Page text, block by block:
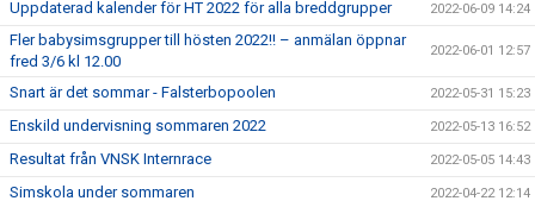
Uppdaterad kalender för HT 2022 för alla breddgrupper 2022-06-09 14:24
Fler babysimsgrupper till hösten 2022!! – anmälan öppnar
fred 3/6 kl 12.00
2022-06-01 12:57
Snart är det sommar - Falsterbopoolen 2022-05-31 15:23
Enskild undervisning sommaren 2022 2022-05-13 16:52
Resultat från VNSK Internrace 2022-05-05 14:43
Simskola under sommaren 2022-04-22 12:14